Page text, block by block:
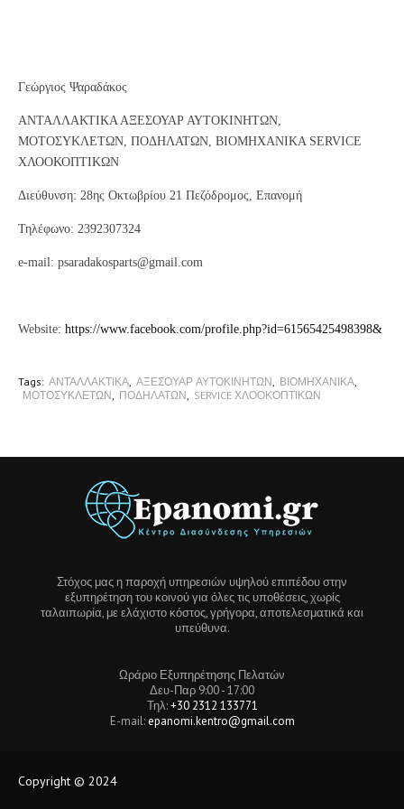
Γεώργιος Ψαραδάκος
ΑΝΤΑΛΛΑΚΤΙΚΑ ΑΞΕΣΟΥΑΡ ΑΥΤΟΚΙΝΗΤΩΝ,
ΜΟΤΟΣΥΚΛΕΤΩΝ, ΠΟΔΗΛΑΤΩΝ, ΒΙΟΜΗΧΑΝΙΚΑ SERVICE
ΧΛΟΟΚΟΠΤΙΚΩΝ
Διεύθυνση: 28ης Οκτωβρίου 21 Πεζόδρομος, Επανομή
Τηλέφωνο: 2392307324
e-mail: psaradakosparts@gmail.com
Website: https://www.facebook.com/profile.php?id=61565425498398&
Tags: ΑΝΤΑΛΛΑΚΤΙΚΑ ΑΞΕΣΟΥΑΡ ΑΥΤΟΚΙΝΗΤΩΝ
ΒΙΟΜΗΧΑΝΙΚΑ
ΜΟΤΟΣΥΚΛΕΤΩΝ
ΠΟΔΗΛΑΤΩΝ SERVICE ΧΛΟΟΚΟΠΤΙΚΩΝ
Στόχος μας η παροχή υπηρεσιών υψηλού επιπέδου στην
εξυπηρέτηση του κοινού για όλες τις υποθέσεις, χωρίς
ταλαιπωρία, με ελάχιστο κόστος, γρήγορα, αποτελεσματικά και
υπεύθυνα.
Ωράριο Εξυπηρέτησης Πελατών
Δευ-Παρ 9:00 - 17:00
Τηλ:+30 2312 133771
E-mail: epanomi.kentro@gmail.com
Copyright © 2024